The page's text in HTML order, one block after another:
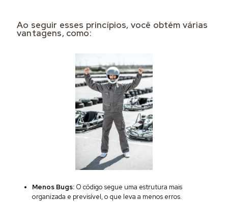
Ao seguir esses princípios, você obtém várias
vantagens, como:
Menos Bugs: O código segue uma estrutura mais
organizada e previsível, o que leva a menos erros.